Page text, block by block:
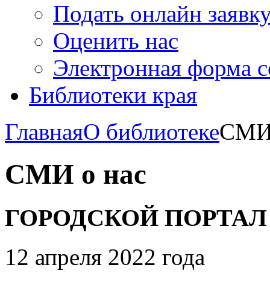
Подать онлайн
Оценить нас
Электронная форма
Библиотеки края
ГлавнаяО библиотекеСМИ
СМИ о нас
ГОРОДСКОЙ ПОРТАЛ
12 апреля 2022 года